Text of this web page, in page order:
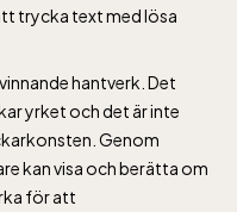
trycka text med lösa
hantverk. Det
yrket och det är inte
Genom
kan visa och berätta om
för att